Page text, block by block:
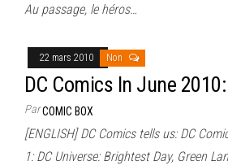
Au passage, le héros…
22 mars 2010 Non
DC Comics In June
ParCOMIC BOX
[ENGLISH] DC Comics tells us: DC
1: DC Universe: Brightest Day, Green